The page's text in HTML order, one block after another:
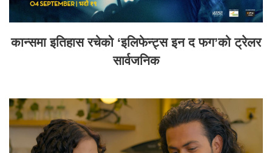
कान्समा इतिहास रचेको ‘इलिफेन्ट्स इन द फग’को ट्रेलर
सार्वजनिक